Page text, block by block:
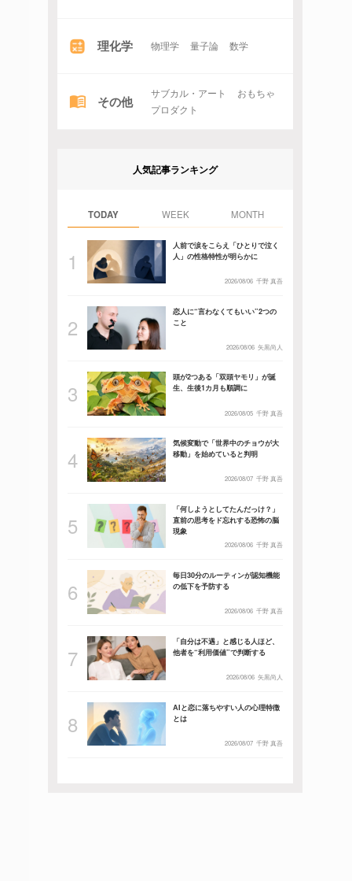
理化学 物理学 量子論 数学
その他 サブカル・アート
おもちゃ
プロダクト
人気記事ランキング
TODAY WEEK MONTH
人前で涙をこらえ「ひとりで泣く
人」の性格特性が明らかに
2026/08/06 千野 真吾
恋人に“言わなくてもいい”2つの
こと
2026/08/06 矢黒尚人
頭が2つある「双頭ヤモリ」が誕
生、生後1カ月も順調に
2026/08/05 千野 真吾
気候変動で「世界中のチョウが大
移動」を始めていると判明
2026/08/07 千野 真吾
「何しようとしてたんだっけ？」
直前の思考をド忘れする恐怖の脳
現象
2026/08/06 千野 真吾
毎日30分のルーティンが認知機能
の低下を予防する
2026/08/06 千野 真吾
「自分は不遇」と感じる人ほど、
他者を“利用価値”で判断する
2026/08/06 矢黒尚人
AIと恋に落ちやすい人の心理特徴
とは
2026/08/07 千野 真吾